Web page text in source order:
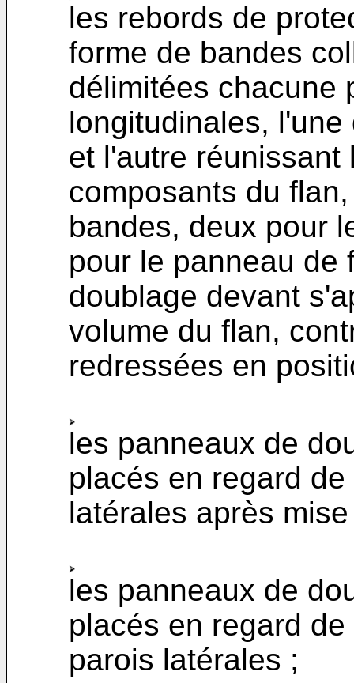
les rebords de
forme de bandes
délimitées chacune
longitudinales,
et l'autre
composants du
bandes, deux pour
pour le panneau de
doublage devant
volume du flan,
redressées en
les panneaux de
placés en regard
latérales après
les panneaux de
placés en regard
parois latérales ;